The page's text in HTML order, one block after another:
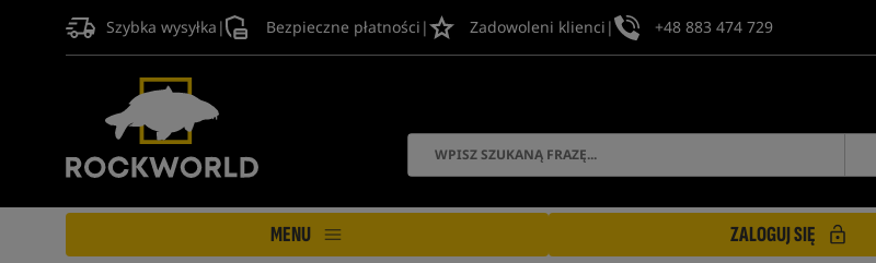
Szybka wysyłka | Bezpieczne płatności | Zadowoleni klienci | +48 883 474 729
MENU ZALOGUJ SIĘ